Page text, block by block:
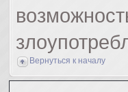
Вернуться к началу